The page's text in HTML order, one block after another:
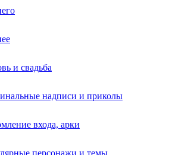
и свадьба
надписи и приколы
входа, арки
персонажи и темы